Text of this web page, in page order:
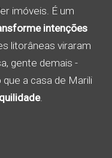
imóveis. É um
intenções
litorâneas viraram
gente demais -
que a casa de Marili
.